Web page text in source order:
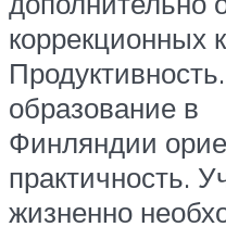
коррекционных
образование в
Финляндии
практичность.
жизненно